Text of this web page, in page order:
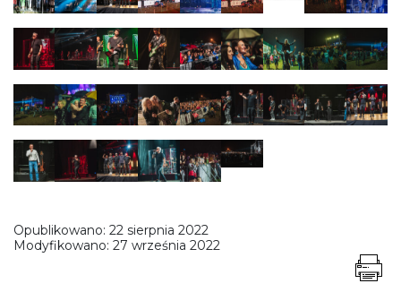
Opublikowano: 22 sierpnia 2022
Modyfikowano: 27 września 2022